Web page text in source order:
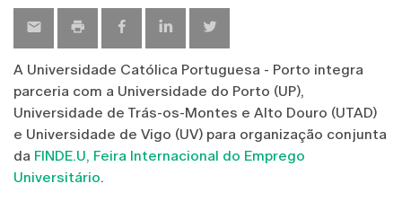
A Universidade Católica Portuguesa - Porto integra
parceria com a Universidade do Porto (UP),
Universidade de Trás-os-Montes e Alto Douro (UTAD)
e Universidade de Vigo (UV) para organização conjunta
da FINDE.U, Feira Internacional do Emprego
Universitário.